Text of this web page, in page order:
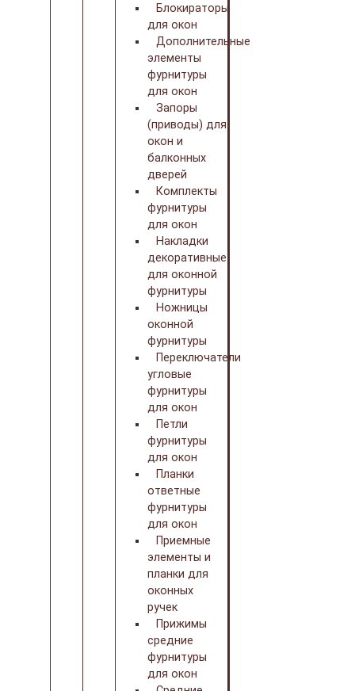
Блокираторы
для окон
Дополнительные
элементы
фурнитуры
для окон
Запоры
(приводы) для
окон и
балконных
дверей
Комплекты
фурнитуры
для окон
Накладки
декоративные
для оконной
фурнитуры
Ножницы
оконной
фурнитуры
Переключатели
угловые
фурнитуры
для окон
Петли
фурнитуры
для окон
Планки
ответные
фурнитуры
для окон
Приемные
элементы и
планки для
оконных
ручек
Прижимы
средние
фурнитуры
для окон